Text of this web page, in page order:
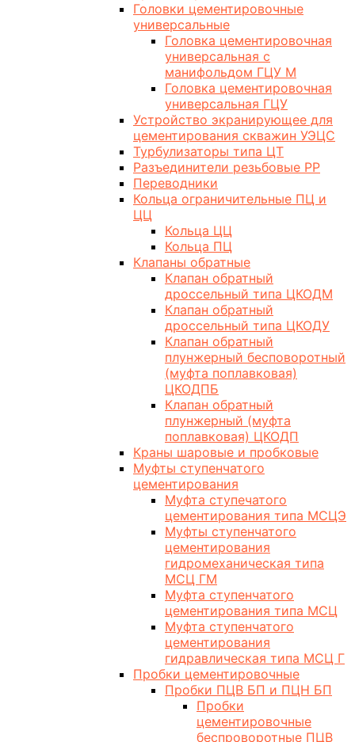
Головки цементировочные
универсальные
Головка цементировочная
универсальная с
манифольдом ГЦУ М
Головка цементировочная
универсальная ГЦУ
Устройство экранирующее для
цементирования скважин УЭЦС
Турбулизаторы типа ЦТ
Разъединители резьбовые РР
Переводники
Кольца ограничительные ПЦ и
ЦЦ
Кольца ЦЦ
Кольца ПЦ
Клапаны обратные
Клапан обратный
дроссельный типа ЦКОДМ
Клапан обратный
дроссельный типа ЦКОДУ
Клапан обратный
плунжерный бесповоротный
(муфта поплавковая)
ЦКОДПБ
Клапан обратный
плунжерный (муфта
поплавковая) ЦКОДП
Краны шаровые и пробковые
Муфты ступенчатого
цементирования
Муфта ступечатого
цементирования типа МСЦЭ
Муфты ступенчатого
цементирования
гидромеханическая типа
МСЦ ГМ
Муфта ступенчатого
цементирования типа МСЦ
Муфта ступенчатого
цементирования
гидравлическая типа МСЦ Г
Пробки цементировочные
Пробки ПЦВ БП и ПЦН БП
Пробки
цементировочные
беспроворотные ПЦВ